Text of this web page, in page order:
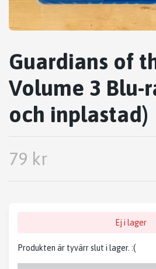
Guardians of
Volume 3 Blu-
och inplastad)
79 kr
Ej i lager
Produkten är tyvärr slut i lager. :(